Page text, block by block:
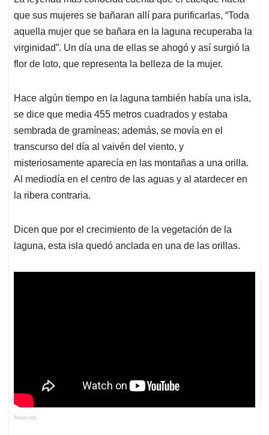
que sus mujeres se bañaran allí para purificarlas, “Toda
aquella mujer que se bañara en la laguna recuperaba la
virginidad”. Un día una de ellas se ahogó y así surgió la
flor de loto, que representa la belleza de la mujer.
Hace algún tiempo en la laguna también había una isla,
se dice que media 455 metros cuadrados y estaba
sembrada de gramíneas; además, se movía en el
transcurso del día al vaivén del viento, y
misteriosamente aparecía en las montañas a una orilla.
Al mediodía en el centro de las aguas y al atardecer en
la ribera contraria.
Dicen que por el crecimiento de la vegetación de la
laguna, esta isla quedó anclada en una de las orillas.
Anuncios.